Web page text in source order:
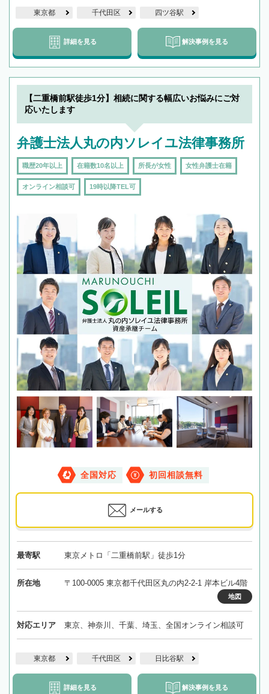
東京都 千代田区 四ツ谷駅
詳細を見る 解決事例を見る
【二重橋前駅徒歩1分】相続に関する幅広いお悩みにご対
応いたします
弁護士法人丸の内ソレイユ法律事務所
職歴20年以上 在籍数10名以上 所長が女性 女性弁護士在籍
オンライン相談可 19時以降TEL可
全国対応 初回相談無料
メールする
最寄駅 東京メトロ「二重橋前駅」徒歩1分
所在地 〒100-0005 東京都千代田区丸の内2-2-1 岸本ビル4階
地図
対応エリア 東京、神奈川、千葉、埼玉、全国オンライン相談可
東京都 千代田区 日比谷駅
詳細を見る 解決事例を見る